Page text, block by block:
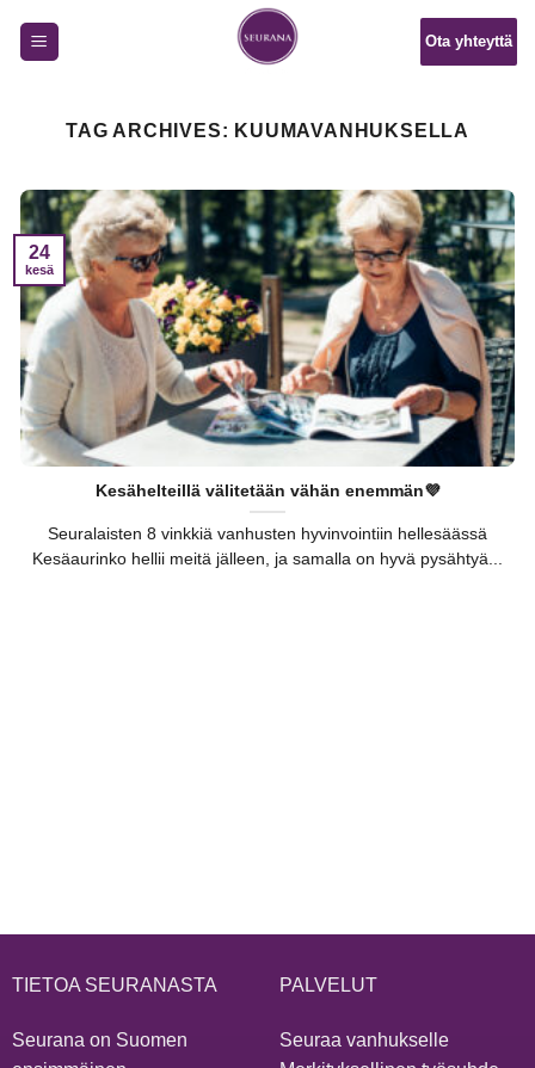
Ota yhteyttä
TAG ARCHIVES: KUUMAVANHUKSELLA
Kesähelteillä välitetään vähän enemmän💜
Seuralaisten 8 vinkkiä vanhusten hyvinvointiin hellesäässä
Kesäaurinko hellii meitä jälleen, ja samalla on hyvä pysähtyä...
24
kesä
TIETOA SEURANASTA
Seurana on Suomen
PALVELUT
Seuraa vanhukselle